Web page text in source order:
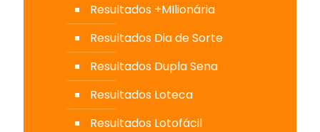
Resultados +MIlionária
Resultados Dia de Sorte
Resultados Dupla Sena
Resultados Loteca
Resultados Lotofácil